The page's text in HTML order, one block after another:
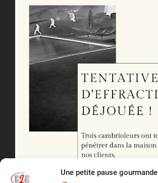
Une petite pause gourmande